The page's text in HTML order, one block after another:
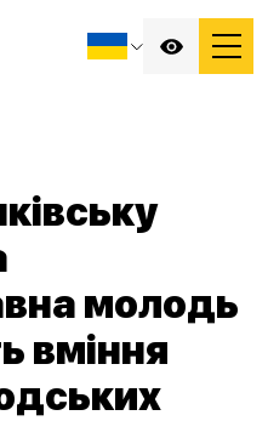
молодь
вміння